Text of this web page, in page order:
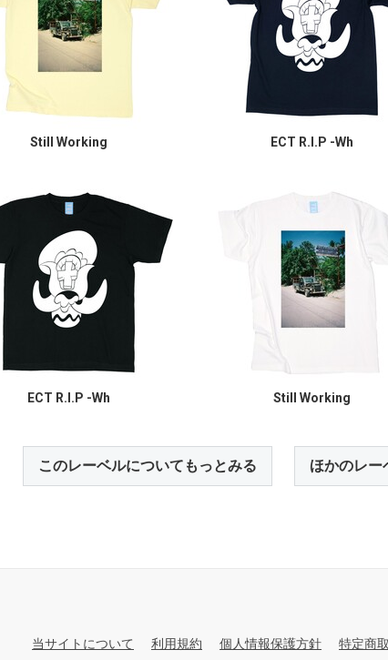
Still Working ECT R.I.P -Wh
ECT R.I.P -Wh Still Working
このレーベルについてもっとみる ほかのレー
当サイトについて 利用規約 個人情報保護方針 特定商